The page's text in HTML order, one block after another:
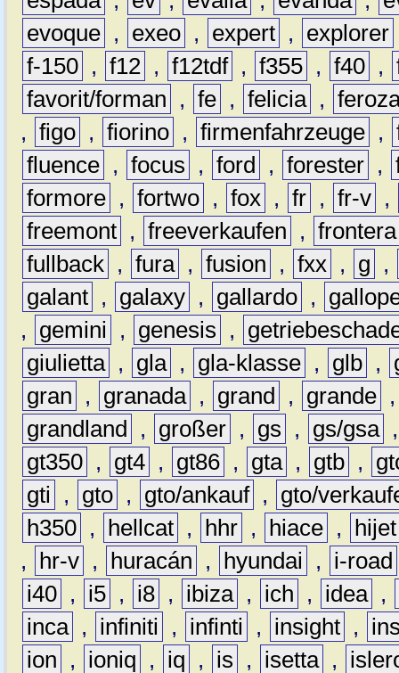
evoque , exeo , expert , explorer
f-150 , f12 , f12tdf , f355 , f40 ,
favorit/forman
, fe , felicia ,
, figo , fiorino , firmenfahrzeuge ,
fluence , focus , ford , forester ,
formore , fortwo , fox , fr , fr-v ,
freemont , freeverkaufen , frontera
fullback , fura , fusion , fxx , g
,
galant , galaxy , gallardo ,
,
gemini , genesis ,
giulietta , gla , gla-klasse , glb ,
gran
, granada , grand , grande
grandland
, großer , gs , gs/gsa
gt350 , gt4 , gt86 , gta , gtb ,
gti
, gto , gto/ankauf ,
gto/
h350 , hellcat , hhr , hiace ,
hijet
,
hr-v , huracán , hyundai ,
i-road
i40 , i5 , i8 , ibiza , ich , idea ,
inca , infiniti , infinti , insight ,
ion
, ioniq , iq , is , isetta ,